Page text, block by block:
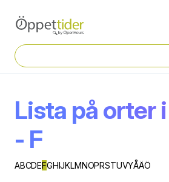
Lista på orter
- F
ABCDEFGHIJKLMNOPRSTUVYÅÄÖ